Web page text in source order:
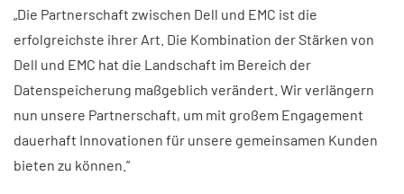
„Die Partnerschaft zwischen Dell und EMC ist die
erfolgreichste ihrer Art. Die Kombination der Stärken von
Dell und EMC hat die Landschaft im Bereich der
Datenspeicherung maßgeblich verändert. Wir verlängern
nun unsere Partnerschaft, um mit großem Engagement
dauerhaft Innovationen für unsere gemeinsamen Kunden
bieten zu können.”